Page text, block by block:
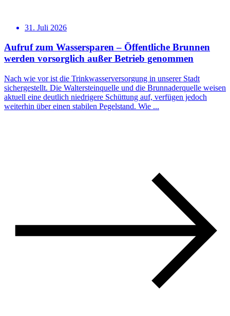
31. Juli 2026
Aufruf zum Wassersparen – Öffentliche Brunnen
werden vorsorglich außer Betrieb genommen
Nach wie vor ist die Trinkwasserversorgung in unserer Stadt
sichergestellt. Die Waltersteinquelle und die Brunnaderquelle weisen
aktuell eine deutlich niedrigere Schüttung auf, verfügen jedoch
weiterhin über einen stabilen Pegelstand. Wie ...